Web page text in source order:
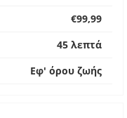
€99,99
45 λεπτά
Εφ' όρου ζωής